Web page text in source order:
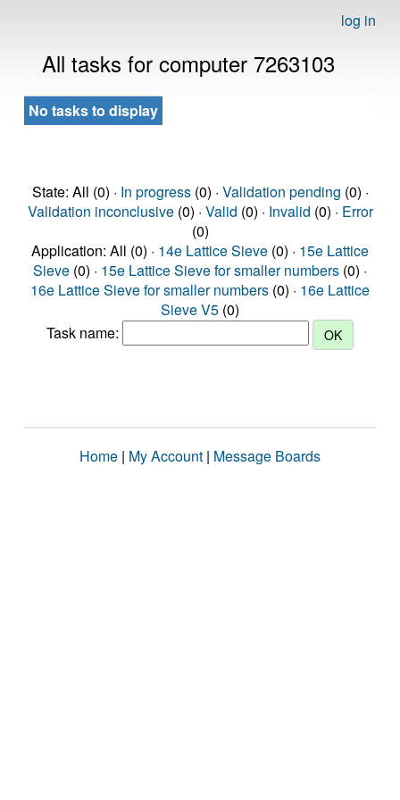
log in
All tasks for computer 7263103
No tasks to display
State: All (0) · In progress(0) · Validation pending (0) ·
Validation inconclusive(0) · Valid (0) · Invalid (0) · Error
(0)
Application: All (0) · 14e Lattice Sieve (0) · 15e Lattice
Sieve (0) · 15e Lattice Sieve for smaller numbers (0) ·
16e Lattice Sieve for smaller numbers (0) · 16e Lattice
Sieve V5 (0)
Task name:
Home | My Account | Message Boards